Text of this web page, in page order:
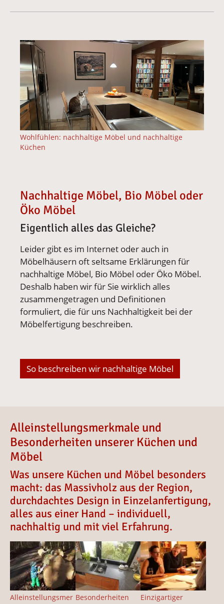
Wohlfühlen: nachhaltige Möbel und nachhaltige
Küchen
Nachhaltige Möbel, Bio Möbel oder
Öko Möbel
Eigentlich alles das Gleiche?
Leider gibt es im Internet oder auch in
Möbelhäusern oft seltsame Erklärungen für
nachhaltige Möbel, Bio Möbel oder Öko Möbel.
Deshalb haben wir für Sie wirklich alles
zusammengetragen und Definitionen
formuliert, die für uns Nachhaltigkeit bei der
Möbelfertigung beschreiben.
So beschreiben wir nachhaltige Möbel
Alleinstellungsmerkmale und
Besonderheiten unserer Küchen und
Möbel
Was unsere Küchen und Möbel besonders
macht: das Massivholz aus der Region,
durchdachtes Design in Einzelanfertigung,
alles aus einer Hand – individuell,
nachhaltig und mit viel Erfahrung.
Vergrößerte Version anzeigen
Alleinstellungsmer
Vergrößerte Version anzeigen
Besonderheiten
Vergrößerte Version
Einzigartiger